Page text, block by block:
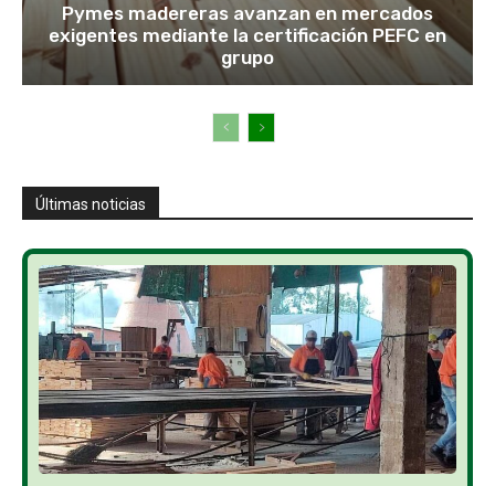
Pymes madereras avanzan en mercados
exigentes mediante la certificación PEFC en
grupo
Últimas noticias